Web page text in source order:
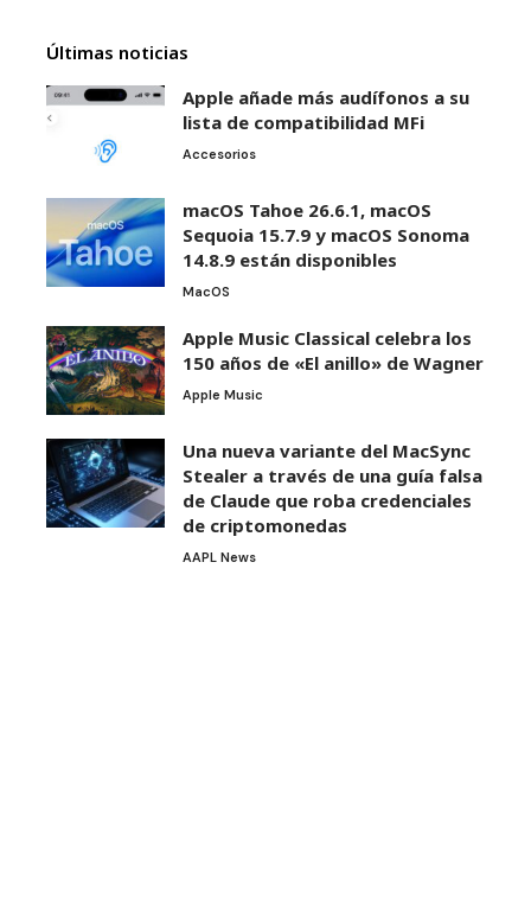
Últimas noticias
Apple añade más audífonos a su
lista de compatibilidad MFi
Accesorios
macOS Tahoe 26.6.1, macOS
Sequoia 15.7.9 y macOS Sonoma
14.8.9 están disponibles
MacOS
Apple Music Classical celebra los
150 años de «El anillo» de Wagner
Apple Music
Una nueva variante del MacSync
Stealer a través de una guía falsa
de Claude que roba credenciales
de criptomonedas
AAPL News